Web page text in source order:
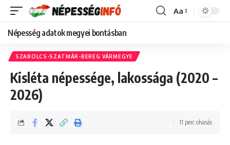
Font
Aa
Népesség adatok megyei bontásban
SZABOLCS-SZATMÁR-BEREG VÁRMEGYE
Kisléta népessége, lakossága (2020 –
2026)
11 perc olvasás